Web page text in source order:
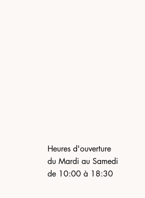
Heures d'ouverture
du Mardi au Samedi
de 10:00 à 18:30